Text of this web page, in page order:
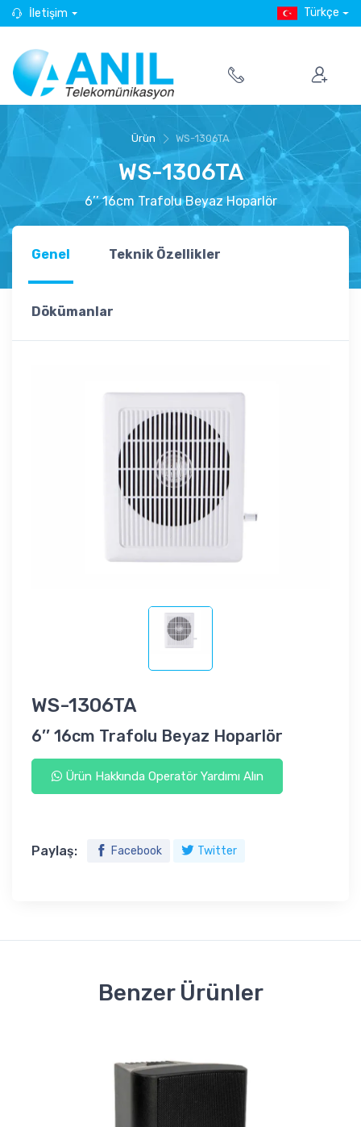
İletişim Türkçe
Ürün WS-1306TA
WS-1306TA
6’’ 16cm Trafolu Beyaz Hoparlör
Genel Teknik Özellikler
Dökümanlar
WS-1306TA
6’’ 16cm Trafolu Beyaz Hoparlör
Ürün Hakkında Operatör Yardımı Alın
Paylaş: Facebook Twitter
Benzer Ürünler